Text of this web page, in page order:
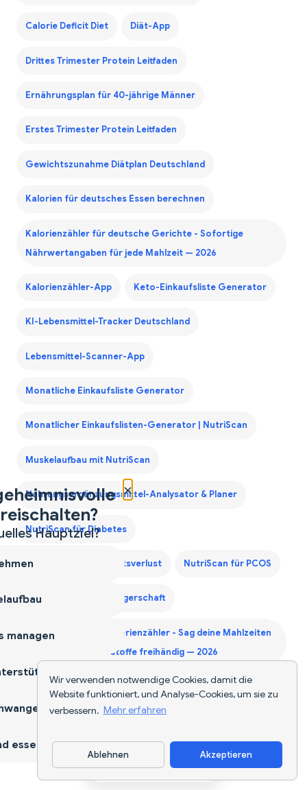
Wir verwenden notwendige Cookies, damit die
Website funktioniert, und Analyse-Cookies, um sie zu
verbessern. Mehr erfahren
Ablehnen Akzeptieren
Calorie Deficit Diet Diät-App
Drittes Trimester Protein Leitfaden
Ernährungsplan für 40-jährige Männer
Erstes Trimester Protein Leitfaden
Gewichtszunahme Diätplan Deutschland
Kalorien für deutsches Essen berechnen
Kalorienzähler für deutsche Gerichte - Sofortige
Nährwertangaben für jede Mahlzeit — 2026
Kalorienzähler-App Keto-Einkaufsliste Generator
KI-Lebensmittel-Tracker Deutschland
Lebensmittel-Scanner-App
Monatliche Einkaufsliste Generator
Monatlicher Einkaufslisten-Generator | NutriScan
Muskelaufbau mit NutriScan
Nahrungsergänzungsmittel-Analysator & Planer
NutriScan für Diabetes
NutriScan für Gewichtsverlust NutriScan für PCOS
NutriScan für Schwangerschaft
Sprachaktivierter Kalorienzähler - Sag deine Mahlzeiten
an und tracke Nährstoffe freihändig — 2026
Zweites Trimester Protein Leitfaden
App herunterladen
×
Hauptziel?
managen
essen